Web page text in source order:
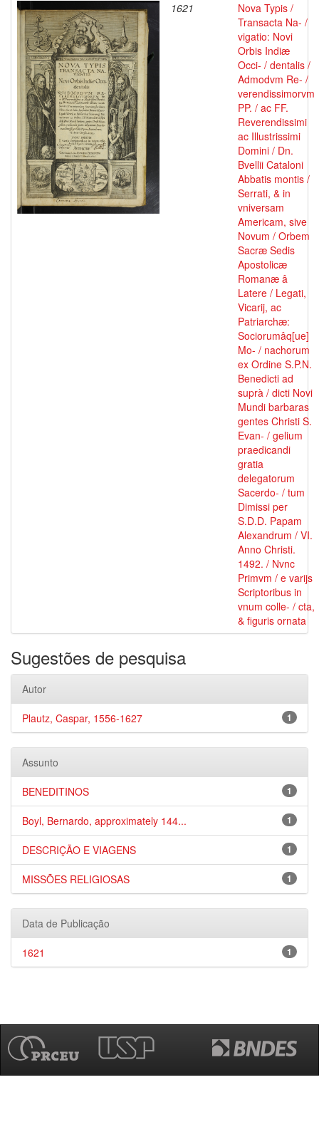
1621
Nova Typis /
Transacta Na- /
vigatio: Novi
Orbis Indiæ
Occi- / dentalis /
Admodvm Re- /
verendissimorvm
PP. / ac FF.
Reverendissimi
ac Illustrissimi
Domini / Dn.
Bvellii Cataloni
Abbatis montis /
Serrati, & in
vniversam
Americam, sive
Novum / Orbem
Sacræ Sedis
Apostolicæ
Romanæ â
Latere / Legati,
Vicarij, ac
Patriarchæ:
Sociorumâq[ue]
Mo- / nachorum
ex Ordine S.P.N.
Benedicti ad
suprà / dicti Novi
Mundi barbaras
gentes Christi S.
Evan- / gelium
praedicandi
gratia
delegatorum
Sacerdo- / tum
Dimissi per
S.D.D. Papam
Alexandrum / VI.
Anno Christi.
1492. / Nvnc
Primvm / e varijs
Scriptoribus in
vnum colle- / cta,
& figuris ornata
Sugestões de pesquisa
Autor
1
Plautz, Caspar, 1556-1627
Assunto
1
BENEDITINOS
1
Boyl, Bernardo, approximately 144...
1
DESCRIÇÃO E VIAGENS
1
MISSÕES RELIGIOSAS
Data de Publicação
1
1621